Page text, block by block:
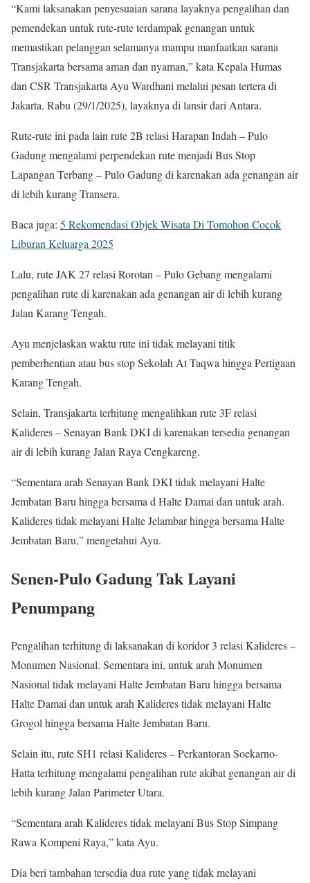
“Kami laksanakan penyesuaian sarana layaknya pengalihan dan
pemendekan untuk rute-rute terdampak genangan untuk
memastikan pelanggan selamanya mampu manfaatkan sarana
Transjakarta bersama aman dan nyaman,” kata Kepala Humas
dan CSR Transjakarta Ayu Wardhani melalui pesan tertera di
Jakarta. Rabu (29/1/2025), layaknya di lansir dari Antara.
Rute-rute ini pada lain rute 2B relasi Harapan Indah – Pulo
Gadung mengalami perpendekan rute menjadi Bus Stop
Lapangan Terbang – Pulo Gadung di karenakan ada genangan air
di lebih kurang Transera.
Baca juga: 5 Rekomendasi Objek Wisata Di Tomohon Cocok
Liburan Keluarga 2025
Lalu, rute JAK 27 relasi Rorotan – Pulo Gebang mengalami
pengalihan rute di karenakan ada genangan air di lebih kurang
Jalan Karang Tengah.
Ayu menjelaskan waktu rute ini tidak melayani titik
pemberhentian atau bus stop Sekolah At Taqwa hingga Pertigaan
Karang Tengah.
Selain, Transjakarta terhitung mengalihkan rute 3F relasi
Kalideres – Senayan Bank DKI di karenakan tersedia genangan
air di lebih kurang Jalan Raya Cengkareng.
“Sementara arah Senayan Bank DKI tidak melayani Halte
Jembatan Baru hingga bersama d Halte Damai dan untuk arah.
Kalideres tidak melayani Halte Jelambar hingga bersama Halte
Jembatan Baru,” mengetahui Ayu.
Senen-Pulo Gadung Tak Layani
Penumpang
Pengalihan terhitung di laksanakan di koridor 3 relasi Kalideres –
Monumen Nasional. Sementara ini, untuk arah Monumen
Nasional tidak melayani Halte Jembatan Baru hingga bersama
Halte Damai dan untuk arah Kalideres tidak melayani Halte
Grogol hingga bersama Halte Jembatan Baru.
Selain itu, rute SH1 relasi Kalideres – Perkantoran Soekarno-
Hatta terhitung mengalami pengalihan rute akibat genangan air di
lebih kurang Jalan Parimeter Utara.
“Sementara arah Kalideres tidak melayani Bus Stop Simpang
Rawa Kompeni Raya,” kata Ayu.
Dia beri tambahan tersedia dua rute yang tidak melayani